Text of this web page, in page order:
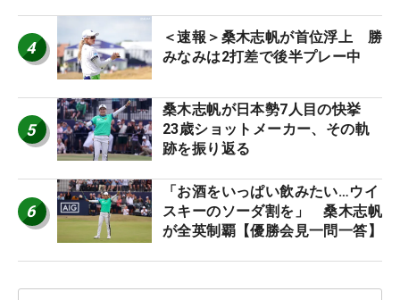
4
＜速報＞桑木志帆が首位浮上 勝
みなみは2打差で後半プレー中
5
桑木志帆が日本勢7人目の快挙
23歳ショットメーカー、その軌
跡を振り返る
6
「お酒をいっぱい飲みたい…ウイ
スキーのソーダ割を」 桑木志帆
が全英制覇【優勝会見一問一答】